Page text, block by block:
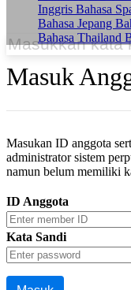
Inggris Bahasa
Bahasa Jepang
Bahasa Thailand
Masuk
Masukan ID anggota
administrator sistem
namun belum memiliki
ID Anggota
Kata Sandi